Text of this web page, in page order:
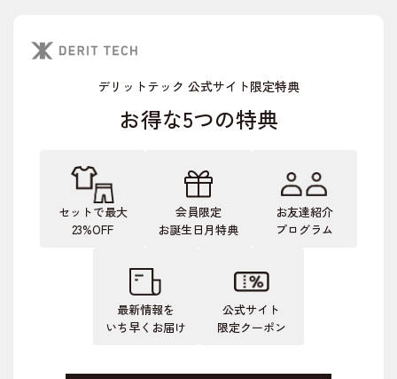
デリットテック 公式サイト限定特典
お得な5つの特典
セットで最大
23%OFF
会員限定
お誕生日月特典
お友達紹介
プログラム
最新情報を
いち早くお届け
公式サイト
限定クーポン